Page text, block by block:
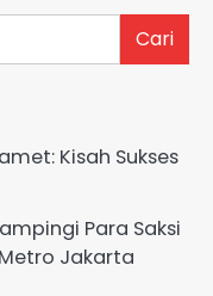
Cari
Kisah Sukses
Para Saksi
Jakarta